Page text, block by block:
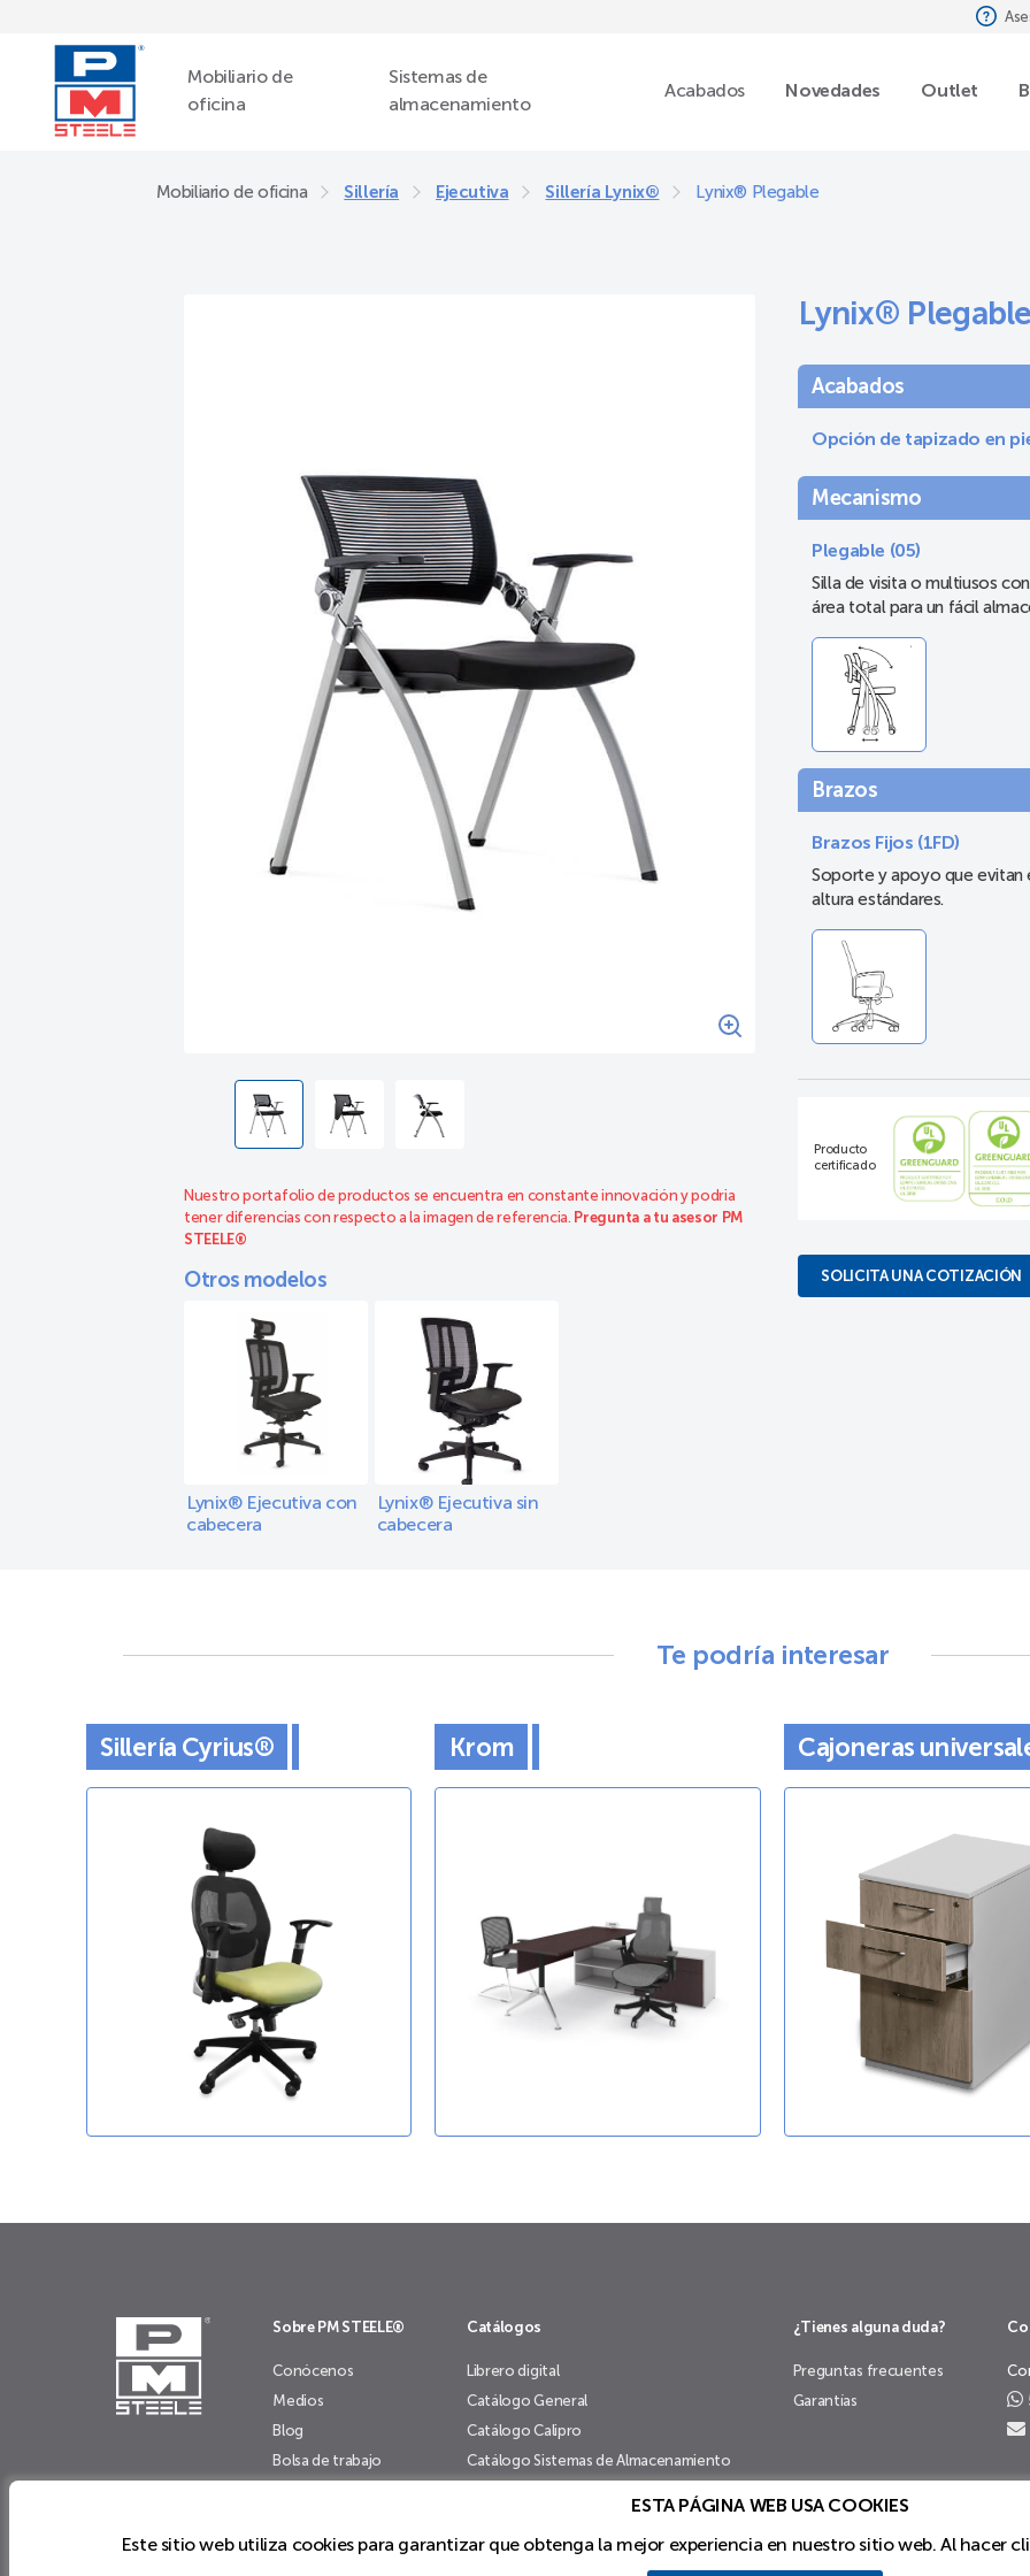
ESTA PÁGINA WEB USA COOKIES
Este sitio web utiliza cookies para garantizar que obtenga la mejor experiencia en nuestro sitio web. Al hacer
Mobiliario de
oficina
Sistemas de
almacenamiento
Acabados Novedades Outlet
Mobiliario de oficina Sillería Ejecutiva Sillería Lynix® Lynix® Plegable
Nuestro portafolio de productos se encuentra en constante innovación y podria
tener diferencias con respecto a la imagen de referencia. Pregunta a tu asesor PM
STEELE®
Otros modelos
Lynix® Ejecutiva con
cabecera
Lynix® Ejecutiva sin
cabecera
Lynix®
Acabados
Opción de tapizado en
Mecanismo
Plegable (05)
Silla de visita o multiusos
área total para un fácil
Brazos
Brazos Fijos (1FD)
Soporte y apoyo que evitan
altura estándares.
Producto
certificado
SOLICITA UNA COTIZACIÓN
Te podría interesar
Sillería Cyrius® Krom Cajoneras
Sobre PM STEELE®
Conócenos
Medios
Blog
Bolsa de trabajo
Catálogos
Librero digital
Catálogo General
Catálogo Calipro
Catálogo Sistemas de Almacenamiento
¿Tienes alguna duda?
Preguntas frecuentes
Garantías